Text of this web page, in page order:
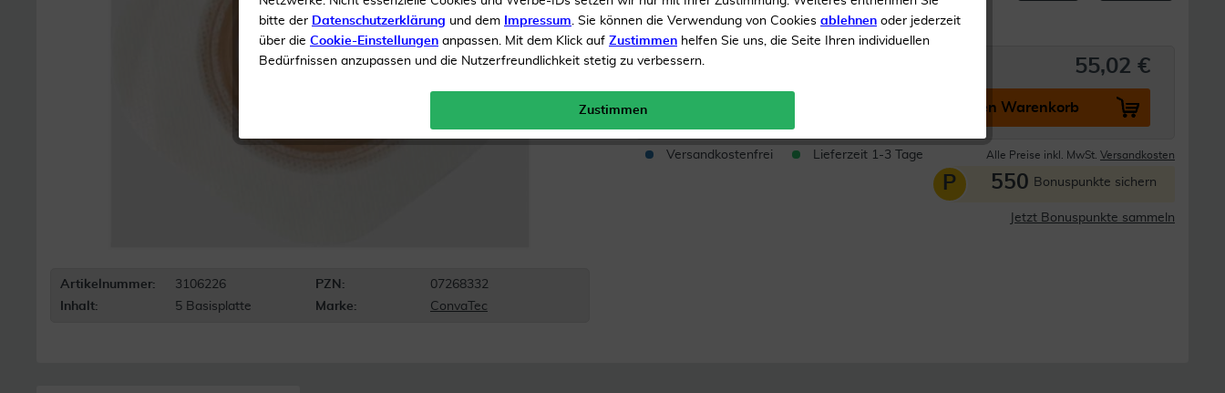
Stomaversorgung
Artikelnummer: 3106226 PZN:
07268332
Inhalt:
5 Basisplatte Marke: ConvaTec
Inhalt 5 Basisplatte 55,02 €
In den Warenkorb
Versandkostenfrei Lieferzeit 1-3 Tage Alle Preise inkl. MwSt. Versandkosten
P 550 Bonuspunkte sichern
Jetzt Bonuspunkte sammeln
bitte der Datenschutzerklärung und dem Impressum. Sie können die Verwendung von Cookies ablehnen oder jederzeit
über die Cookie-Einstellungen anpassen. Mit dem Klick auf Zustimmen helfen Sie uns, die Seite Ihren individuellen
Bedürfnissen anzupassen und die Nutzerfreundlichkeit stetig zu verbessern.
Zustimmen